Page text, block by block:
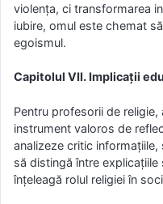
violența, ci transformarea
iubire, omul este chemat
egoismul.
Capitolul VII. Implicații
Pentru profesorii de
instrument valoros de
analizeze critic
să distingă între
înțeleagă rolul religiei în